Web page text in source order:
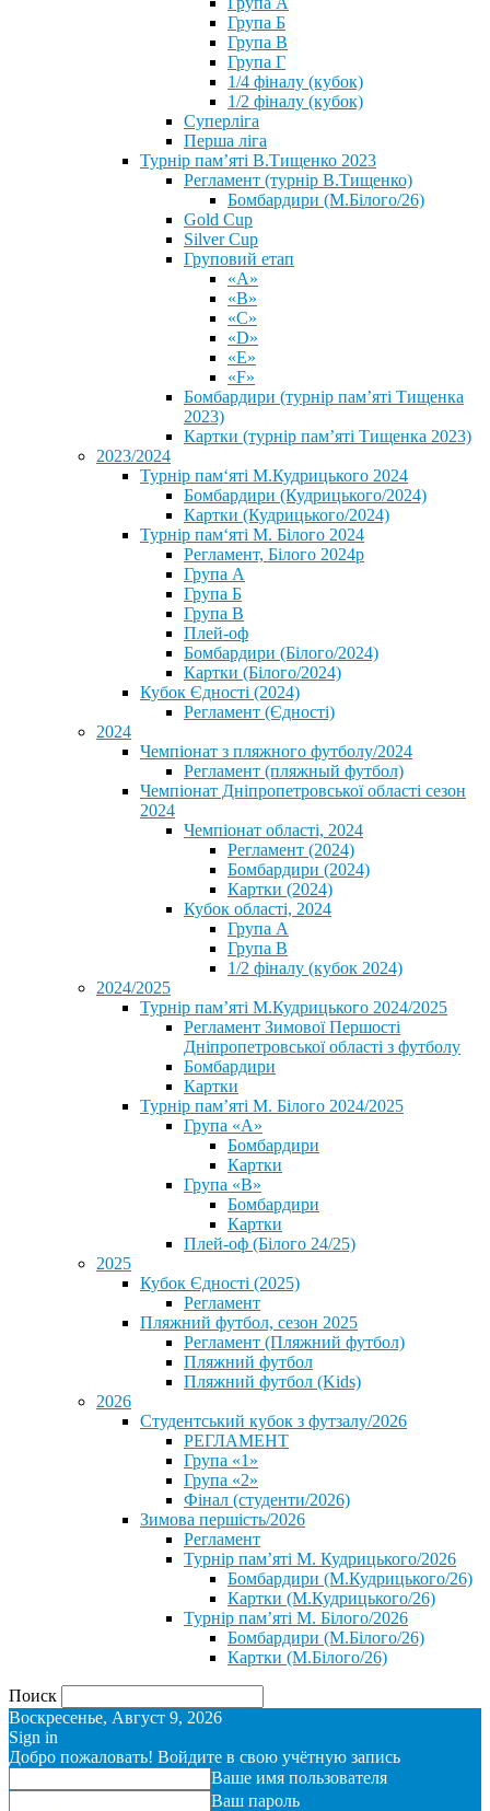
Група Б
Група В
Група Г
1/4 фіналу (кубок)
1/2 фіналу (кубок)
Суперліга
Перша ліга
Турнір пам’яті В.Тищенко 2023
Регламент (турнір В.Тищенко)
Бомбардири (М.Білого/26)
Gold Cup
Silver Cup
Груповий етап
«А»
«В»
«С»
«D»
«Е»
«F»
Бомбардири (турнір пам’яті Тищенка
2023)
Картки (турнір пам’яті Тищенка 2023)
2023/2024
⁨Турнір пам‘яті М.Кудрицького 2024
Бомбардири (Кудрицького/2024)
Картки (Кудрицького/2024)
⁨Турнір пам‘яті М. Білого 2024⁩
Регламент, Білого 2024р
Група А
Група Б
Група В
Плей-оф
Бомбардири (Білого/2024)
Картки (Білого/2024)
Кубок Єдності (2024)
Регламент (Єдності)
2024
Чемпіонат з пляжного футболу/2024
Регламент (пляжный футбол)
Чемпіонат Дніпропетровської області сезон
2024
Чемпіонат області, 2024
Регламент (2024)
Бомбардири (2024)
Картки (2024)
Кубок області, 2024
Група А
Група В
1/2 фіналу (кубок 2024)
2024/2025
Турнір пам’яті М.Кудрицького 2024/2025
Регламент Зимової Першості
Дніпропетровської області з футболу
Бомбардири
Картки
Турнір пам’яті М. Білого 2024/2025
Група «А»
Бомбардири
Картки
Група «В»
Бомбардири
Картки
Плей-оф (Білого 24/25)
2025
Кубок Єдності (2025)
Регламент
Пляжний футбол, сезон 2025
Регламент (Пляжний футбол)
Пляжний футбол
Пляжний футбол (Kids)
2026
Студентський кубок з футзалу/2026
РЕГЛАМЕНТ
Група «1»
Група «2»
Фінал (студенти/2026)
⁨Зимова першість/2026⁩
Регламент
Турнір пам’яті М. Кудрицького/2026
Бомбардири (М.Кудрицького/26)
Картки (М.Кудрицького/26)
Турнір пам’яті М. Білого/2026
Бомбардири (М.Білого/26)
Картки (М.Білого/26)
Поиск
Воскресенье, Август 9, 2026
Sign in
Добро пожаловать! Войдите в свою учётную запись
Ваше имя пользователя
Ваш пароль